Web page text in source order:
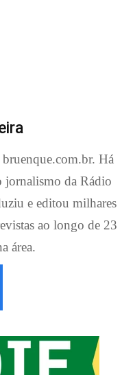
Há
jornalismo da Rádio
e editou milhares
ao longo de 23
área.